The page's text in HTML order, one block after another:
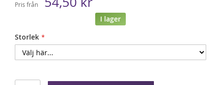
Pris från
I lager
Storlek